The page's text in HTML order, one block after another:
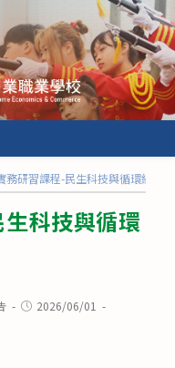
務研習課程-民生科技與循環經濟
科技與循環
Post2026/06/01